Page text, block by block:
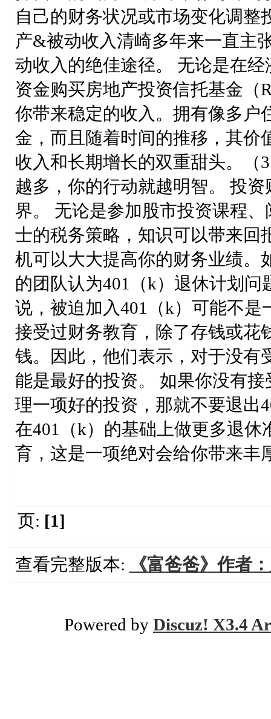
自己的财务状况或市场变化调整
产&被动收入清崎多年来一直主
动收入的绝佳途径。 无论是在
资金购买房地产投资信托基金（
你带来稳定的收入。拥有像多户
金，而且随着时间的推移，其价
收入和长期增长的双重甜头。（
越多，你的行动就越明智。 投
界。 无论是参加股市投资课程
士的税务策略，知识可以带来回
机可以大大提高你的财务业绩。
的团队认为401（k）退休计划
说，被迫加入401（k）可能不
接受过财务教育，除了存钱或花
钱。因此，他们表示，对于没有
能是最好的投资。 如果你没有
理一项好的投资，那就不要退出
在401（k）的基础上做更多退
育，这是一项绝对会给你带来丰
页: [1]
查看完整版本: 《富爸爸》作者
Powered by Discuz! X3.4